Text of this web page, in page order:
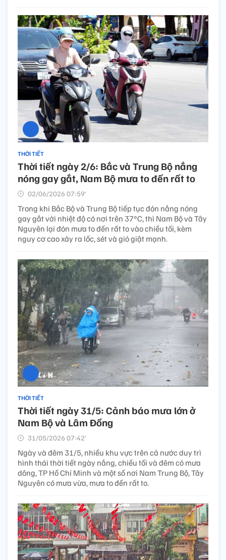
THỜI TIẾT
Thời tiết ngày 2/6: Bắc và Trung Bộ nắng
nóng gay gắt, Nam Bộ mưa to đến rất to
02/06/2026 07:59’
Trong khi Bắc Bộ và Trung Bộ tiếp tục đón nắng nóng
gay gắt với nhiệt độ có nơi trên 37°C, thì Nam Bộ và Tây
Nguyên lại đón mưa to đến rất to vào chiều tối, kèm
nguy cơ cao xảy ra lốc, sét và gió giật mạnh.
THỜI TIẾT
Thời tiết ngày 31/5: Cảnh báo mưa lớn ở
Nam Bộ và Lâm Đồng
31/05/2026 07:42’
Ngày và đêm 31/5, nhiều khu vực trên cả nước duy trì
hình thái thời tiết ngày nắng, chiều tối và đêm có mưa
dông, TP Hồ Chí Minh và một số nơi Nam Trung Bộ, Tây
Nguyên có mưa vừa, mưa to đến rất to.